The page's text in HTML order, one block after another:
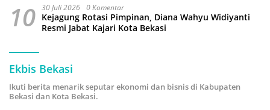
10 30 Juli 2026 0 Komentar
Kejagung Rotasi Pimpinan, Diana Wahyu Widiyanti
Resmi Jabat Kajari Kota Bekasi
Ekbis Bekasi
Ikuti berita menarik seputar ekonomi dan bisnis di Kabupaten
Bekasi dan Kota Bekasi.